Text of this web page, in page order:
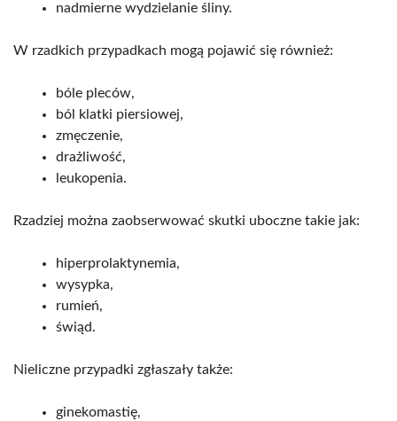
nadmierne wydzielanie śliny.
W rzadkich przypadkach mogą pojawić się również:
bóle pleców,
ból klatki piersiowej,
zmęczenie,
drażliwość,
leukopenia.
Rzadziej można zaobserwować skutki uboczne takie jak:
hiperprolaktynemia,
wysypka,
rumień,
świąd.
Nieliczne przypadki zgłaszały także:
ginekomastię,